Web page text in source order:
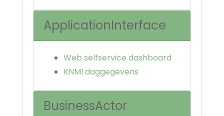
ApplicationInterface
Web selfservice dashboard
KNMI daggegevens
BusinessActor